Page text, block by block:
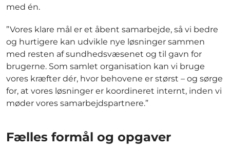
med én.
”Vores klare mål er et åbent samarbejde, så vi bedre
og hurtigere kan udvikle nye løsninger sammen
med resten af sundhedsvæsenet og til gavn for
brugerne. Som samlet organisation kan vi bruge
vores kræfter dér, hvor behovene er størst – og sørge
for, at vores løsninger er koordineret internt, inden vi
møder vores samarbejdspartnere.”
Fælles formål og opgaver